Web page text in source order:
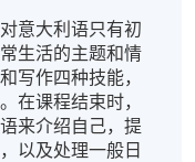
意大利语只有初
生活的主题和情
写作四种技能，
在课程结束时，
来介绍自己，提
以及处理一般日